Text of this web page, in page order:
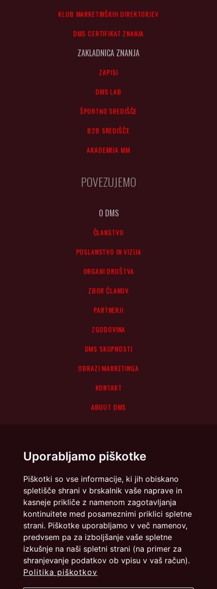
Uporabljamo piškotke
Piškotki so vse informacije, ki jih obiskano
spletišče shrani v brskalnik vaše naprave in
kasneje prikliče z namenom zagotavljanja
kontinuitete med posameznimi priklici spletne
strani. Piškotke uporabljamo v več namenov,
predvsem pa za izboljšanje vaše spletne
izkušnje na naši spletni strani (na primer za
shranjevanje podatkov ob vpisu v vaš račun).
Politika piškotkov
KLUB MARKETINŠKIH DIREKTORJEV
DMS CERTIFIKAT ZNANJA
ZAKLADNICA ZNANJA
ZAPISI
DMS LAB
ŠPORTNO SREDIŠČE
B2B SREDIŠČE
AKADEMIJA MM
POVEZUJEMO
O DMS
ČLANSTVO
POSLANSTVO IN VIZIJA
ORGANI DRUŠTVA
ZBOR ČLANOV
PARTNERJI
ZGODOVINA
DMS SKUPNOSTI
OBRAZI MARKETINGA
KONTAKT
ABOUT DMS
Politika zasebnosti